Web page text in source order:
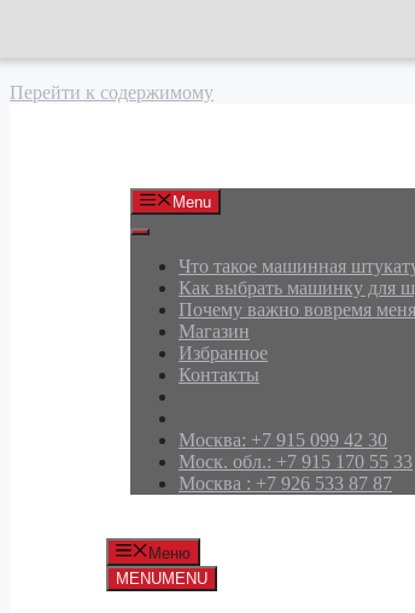
Перейти к содержимому
Menu
Что такое машинная
Как выбрать машинку для
Почему важно вовремя
Магазин
Избранное
Контакты
Москва: +7 915 099 42 30
Моск. обл.: +7 915 170 55 33
Москва : +7 926 533 87 87
Меню
MENUMENU